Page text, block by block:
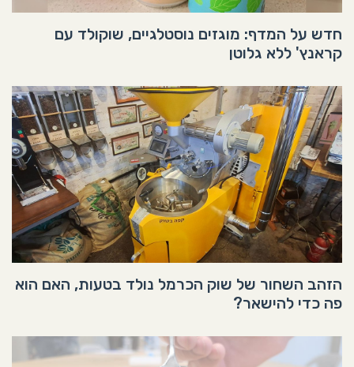
חדש על המדף: מוגזים נוסטלגיים, שוקולד עם
קראנץ' ללא גלוטן
הזהב השחור של שוק הכרמל נולד בטעות, האם הוא
פה כדי להישאר?